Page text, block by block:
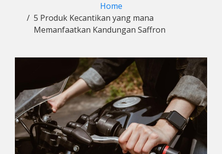
Home
5 Produk Kecantikan yang mana
Memanfaatkan Kandungan Saffron